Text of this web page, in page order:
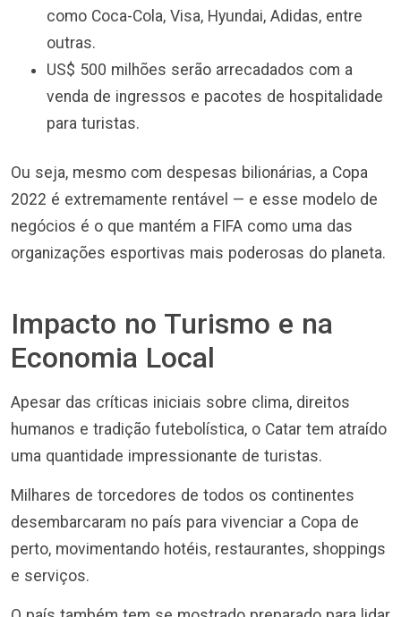
como Coca-Cola, Visa, Hyundai, Adidas, entre
outras.
US$ 500 milhões serão arrecadados com a
venda de ingressos e pacotes de hospitalidade
para turistas.
Ou seja, mesmo com despesas bilionárias, a Copa
2022 é extremamente rentável — e esse modelo de
negócios é o que mantém a FIFA como uma das
organizações esportivas mais poderosas do planeta.
Impacto no Turismo e na
Economia Local
Apesar das críticas iniciais sobre clima, direitos
humanos e tradição futebolística, o Catar tem atraído
uma quantidade impressionante de turistas.
Milhares de torcedores de todos os continentes
desembarcaram no país para vivenciar a Copa de
perto, movimentando hotéis, restaurantes, shoppings
e serviços.